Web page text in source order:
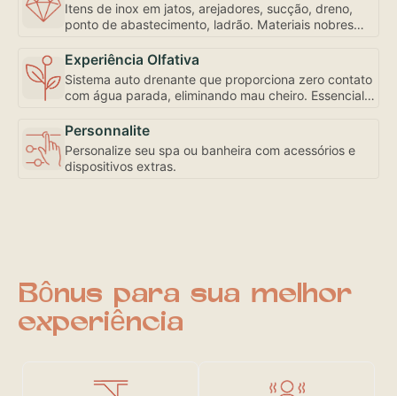
Itens de inox em jatos, arejadores, sucção, dreno,
ponto de abastecimento, ladrão. Materiais nobres
Experiência Olfativa
Sistema auto drenante que proporciona zero contato
com água parada, eliminando mau cheiro. Essencial
Personnalite
Personalize seu spa ou banheira com acessórios e
dispositivos extras.
Bônus para sua melhor
experiência